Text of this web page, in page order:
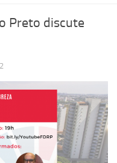
CienArtES
Preto discute